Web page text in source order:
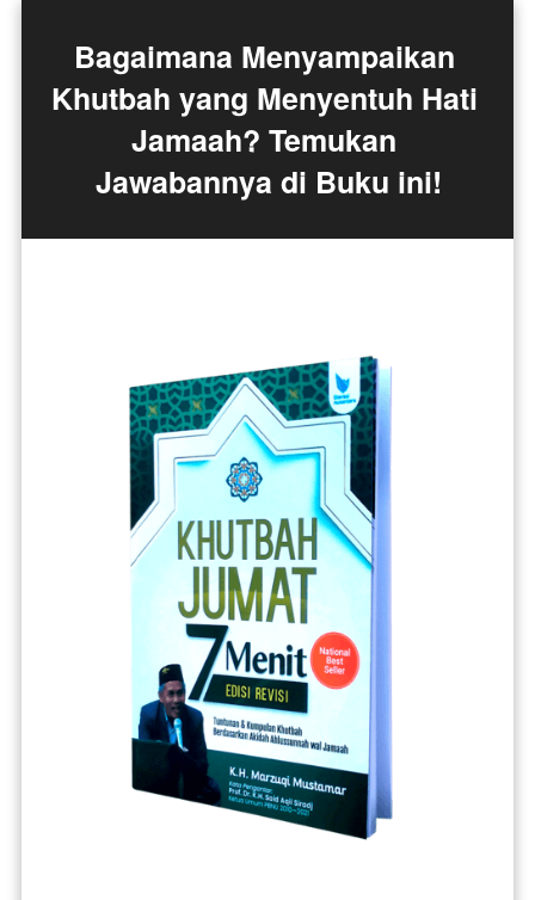
Bagaimana Menyampaikan
Khutbah yang Menyentuh Hati
Jamaah? Temukan
Jawabannya di Buku ini!